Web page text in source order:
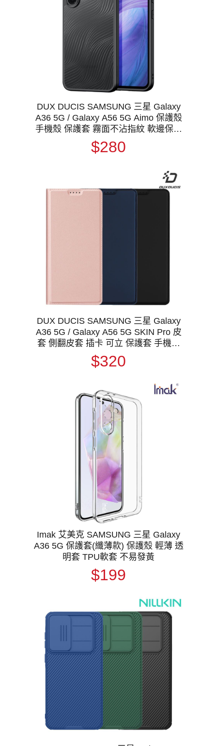
DUX DUCIS SAMSUNG 三星 Galaxy
A36 5G / Galaxy A56 5G Aimo 保護殼
手機殼 保護套 霧面不沾指紋 軟邊保護
套 防摔殼 防摔套
$280
DUX DUCIS SAMSUNG 三星 Galaxy
A36 5G / Galaxy A56 5G SKIN Pro 皮
套 側翻皮套 插卡 可立 保護套 手機套
膚感皮套
$320
Imak 艾美克 SAMSUNG 三星 Galaxy
A36 5G 保護套(纖薄款) 保護殼 輕薄 透
明套 TPU軟套 不易發黃
$199